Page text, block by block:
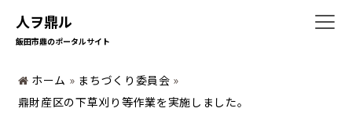
人ヲ鼎ル
飯田市鼎のポータルサイト
ホーム
ホーム » まちづくり委員会 »
鼎財産区の下草刈り等作業を実施しました。